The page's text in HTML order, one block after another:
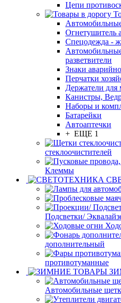
Цепи
Огнетушитель
Спецодежда -
разветвители
Знаки
Перчатки
Держатели для
Канистры,
Наборы и
Батарейки
Автоаптечки
+ ЕЩЕ 1
стеклоочистителей
Клеммы
Подсветки/
дополнительный
противотуманные
Автомобильные